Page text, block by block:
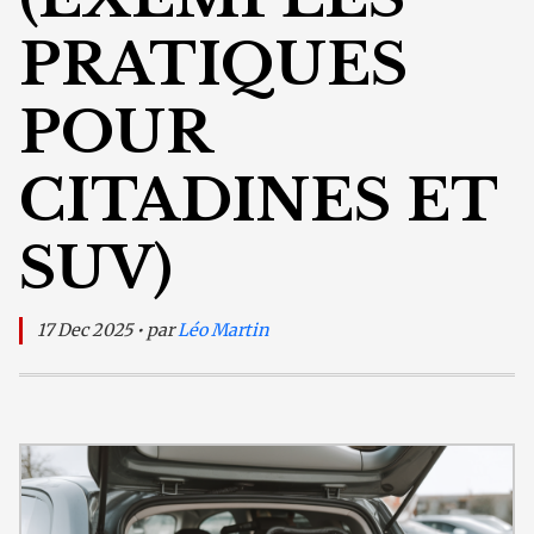
PRATIQUES
POUR
CITADINES ET
SUV)
17 Dec 2025 • parLéo Martin